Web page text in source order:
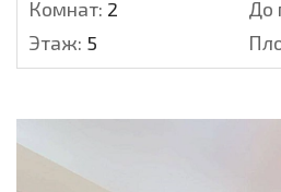
Комнат: 2 До
Этаж: 5